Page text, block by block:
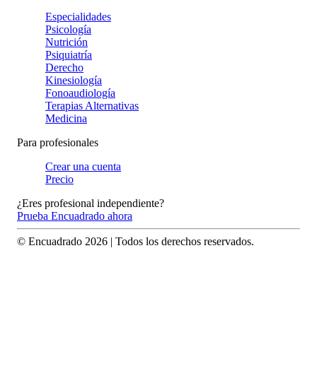
Especialidades
Psicología
Nutrición
Psiquiatría
Derecho
Kinesiología
Fonoaudiología
Terapias Alternativas
Medicina
Para profesionales
Crear una cuenta
Precio
¿Eres profesional independiente?
Prueba Encuadrado ahora
© Encuadrado 2026 | Todos los derechos reservados.